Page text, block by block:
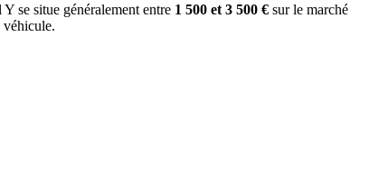
se situe généralement entre 1 500 et 3 500 € sur le marché